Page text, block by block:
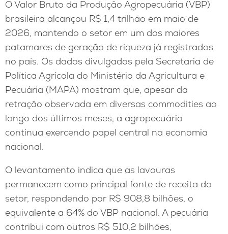
O Valor Bruto da Produção Agropecuária (VBP)
brasileira alcançou R$ 1,4 trilhão em maio de
2026, mantendo o setor em um dos maiores
patamares de geração de riqueza já registrados
no país. Os dados divulgados pela Secretaria de
Política Agrícola do Ministério da Agricultura e
Pecuária (MAPA) mostram que, apesar da
retração observada em diversas commodities ao
longo dos últimos meses, a agropecuária
continua exercendo papel central na economia
nacional.
O levantamento indica que as lavouras
permanecem como principal fonte de receita do
setor, respondendo por R$ 908,8 bilhões, o
equivalente a 64% do VBP nacional. A pecuária
contribui com outros R$ 510,2 bilhões,